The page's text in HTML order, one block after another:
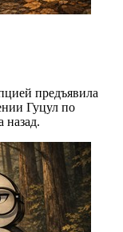
предъявила
Гуцул по
назад.